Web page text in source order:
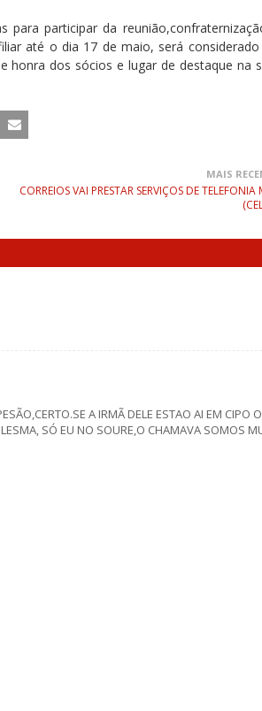
para participar da
até o dia 17 de maio, será considerado
honra dos sócios e lugar de destaque na
MAIS
CORREIOS VAI PRESTAR SERVIÇOS DE TELEFONIA
A IRMÃ DELE ESTAO AI EM CIPO
SÓ EU NO SOURE,O CHAMAVA SOMOS